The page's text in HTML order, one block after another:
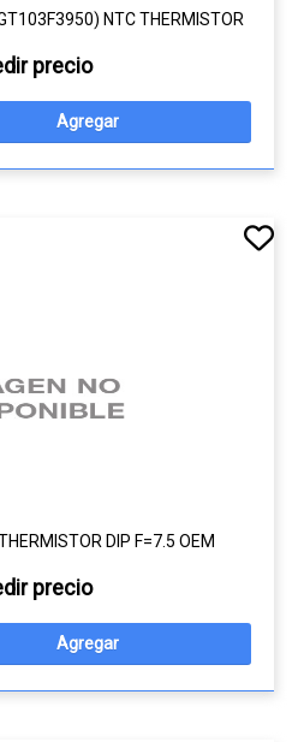
NTC THERMISTOR
precio
DIP F=7.5 OEM
precio